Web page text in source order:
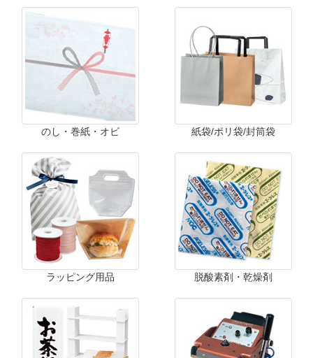
のし・巻紙・オビ 紙袋/ポリ袋/封筒袋
ラッピング用品 脱酸素剤・乾燥剤